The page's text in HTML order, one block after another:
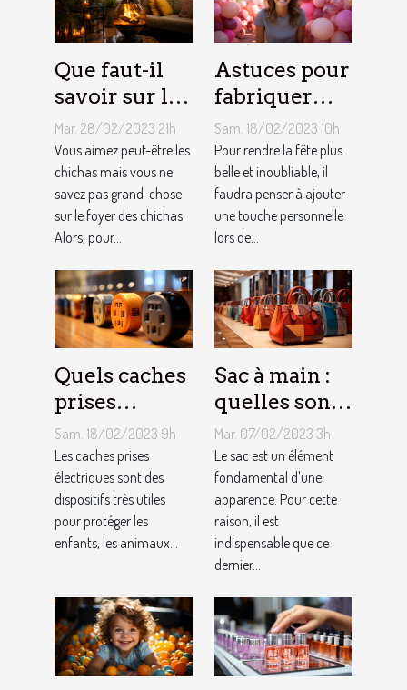
Que faut-il
savoir sur le
foyer chicha
?
Mar. 28/02/2023 21h
Vous aimez peut-être les
chichas mais vous ne
savez pas grand-chose
sur le foyer des chichas.
Alors, pour...
Astuces pour
fabriquer
une arche de
ballons
Sam. 18/02/2023 10h
Pour rendre la fête plus
belle et inoubliable, il
faudra penser à ajouter
une touche personnelle
lors de...
Quels caches
prises
électriques
choisir ?
Sam. 18/02/2023 9h
Les caches prises
électriques sont des
dispositifs très utiles
pour protéger les
enfants, les animaux...
Sac à main :
quelles sont
les astuces
pour faire un
choix
approprié ?
Mar. 07/02/2023 3h
Le sac est un élément
fondamental d'une
apparence. Pour cette
raison, il est
indispensable que ce
dernier...